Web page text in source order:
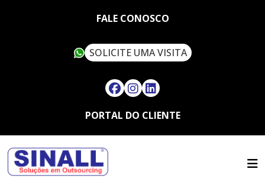
FALE CONOSCO
SOLICITE UMA VISITA
PORTAL DO CLIENTE
QUEM SOMOS